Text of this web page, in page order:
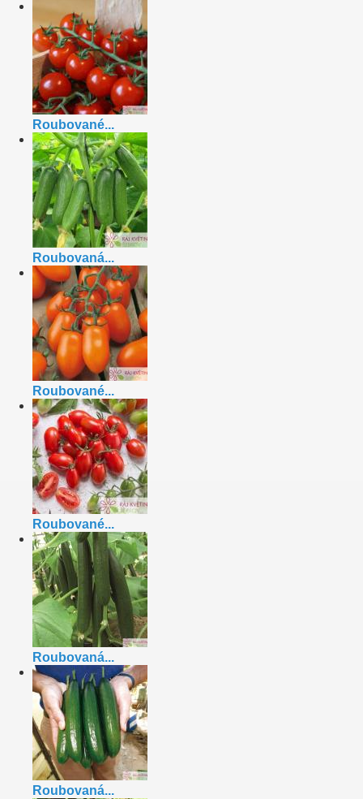
Roubované...
Roubovaná...
Roubované...
Roubované...
Roubovaná...
Roubovaná...